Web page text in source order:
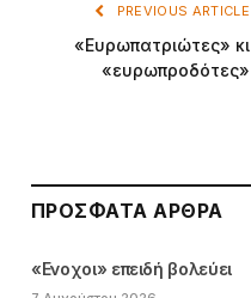
PREVIOUS ARTICLE
«Ευρωπατριώτες» κι
«ευρωπροδότες»
ΠΡΌΣΦΑΤΑ ΆΡΘΡΑ
«Ενοχοι» επειδή βολεύει